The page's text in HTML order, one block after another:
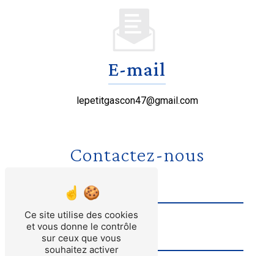
E-mail
lepetitgascon47@gmail.com
Contactez-nous
Ce site utilise des cookies
et vous donne le contrôle
sur ceux que vous
souhaitez activer